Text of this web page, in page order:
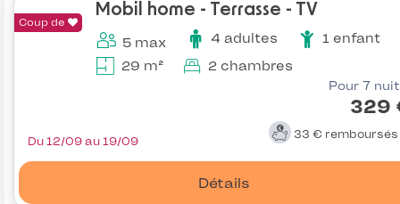
Coup de
Mobil home - Terrasse - TV
5 max 4 adultes
1 enfant
29 m²
2 chambres
Pour 7
329
33 € remboursés
Détails
Du 12/09 au 19/09